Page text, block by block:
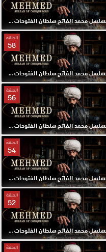
مسلسل محمد الفاتح سلطان الفتوحات مترجم الحلقة 60 HD
الحلقة
58
مسلسل محمد الفاتح سلطان الفتوحات مترجم الحلقة 58 HD
الحلقة
56
مسلسل محمد الفاتح سلطان الفتوحات مترجم الحلقة 56 HD
الحلقة
54
مسلسل محمد الفاتح سلطان الفتوحات مترجم الحلقة 54 HD
الحلقة
52
مسلسل محمد الفاتح سلطان الفتوحات مترجم الحلقة 52 HD
الحلقة